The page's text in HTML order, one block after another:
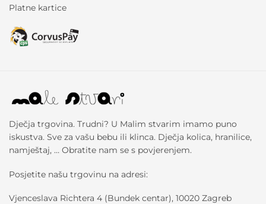
Platne kartice
Dječja trgovina. Trudni? U Malim stvarim imamo puno
iskustva. Sve za vašu bebu ili klinca. Dječja kolica, hranilice,
namještaj, … Obratite nam se s povjerenjem.
Posjetite našu trgovinu na adresi:
Vjenceslava Richtera 4 (Bundek centar), 10020 Zagreb